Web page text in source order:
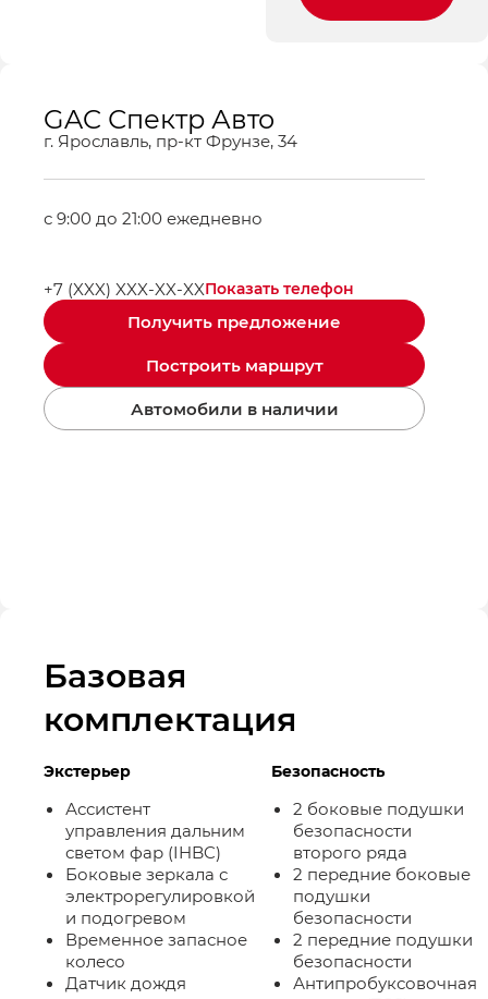
GAC Спектр Авто
г. Ярославль, пр-кт Фрунзе, 34
с 9:00 до 21:00 ежедневно
Показать телефон
+7 (XXX) XXX-XX-XX
Получить предложение
Построить маршрут
Автомобили в наличии
Базовая
комплектация
Экстерьер
Ассистент
управления дальним
светом фар (IHBC)
Боковые зеркала с
электрорегулировкой
и подогревом
Временное запасное
колесо
Датчик дождя
Безопасность
2 боковые подушки
безопасности
второго ряда
2 передние боковые
подушки
безопасности
2 передние подушки
безопасности
Антипробуксовочная